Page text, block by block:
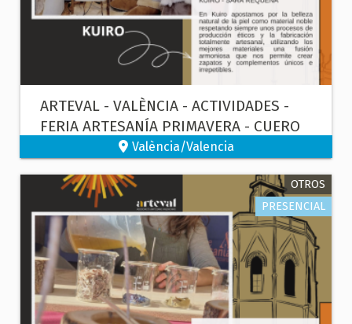
ARTEVAL - VALÈNCIA - ACTIVIDADES -
FERIA ARTESANÍA PRIMAVERA - CUERO
València/Valencia
OTROS
PRESENCIAL